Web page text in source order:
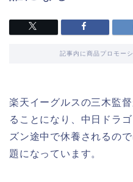
記事内に商品プロモー
楽天イーグルスの三木監
ることになり、中日ドラ
ズン途中で休養されるの
題になっています。